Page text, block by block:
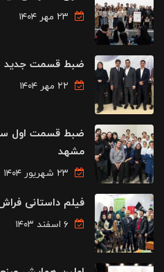
ضبط قسمت جدید
ضبط قسمت اول
مشهد
فیلم داستانی